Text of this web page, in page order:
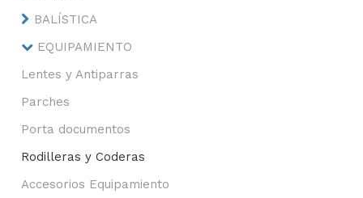
BALÍSTICA
EQUIPAMIENTO
Lentes y Antiparras
Parches
Porta documentos
Rodilleras y Coderas
Accesorios Equipamiento